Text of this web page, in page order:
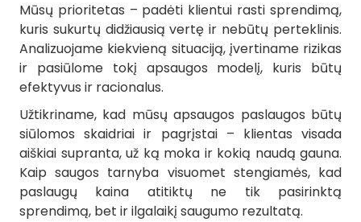
Mūsų prioritetas – padėti klientui rasti sprendimą,
kuris sukurtų didžiausią vertę ir nebūtų perteklinis.
Analizuojame kiekvieną situaciją, įvertiname rizikas
ir pasiūlome tokį apsaugos modelį, kuris būtų
efektyvus ir racionalus.
Užtikriname, kad mūsų apsaugos paslaugos būtų
siūlomos skaidriai ir pagrįstai – klientas visada
aiškiai supranta, už ką moka ir kokią naudą gauna.
Kaip saugos tarnyba visuomet stengiamės, kad
paslaugų kaina atitiktų ne tik pasirinktą
sprendimą, bet ir ilgalaikį saugumo rezultatą.